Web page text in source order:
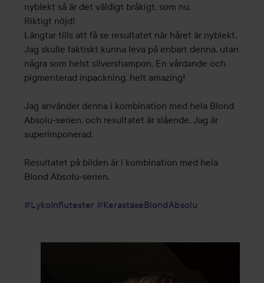
nyblekt så är det väldigt bråkigt, som nu.
Riktigt nöjd!
Längtar tills att få se resultatet när håret är nyblekt.
Jag skulle faktiskt kunna leva på enbart denna, utan
några som helst silvershampon. En vårdande och
pigmenterad inpackning, helt amazing!
Jag använder denna i kombination med hela Blond
Absolu-serien, och resultatet är slående. Jag är
superimponerad.
Resultatet på bilden är i kombination med hela
Blond Absolu-serien.
#LykoInflutester #KerastaseBlondAbsolu